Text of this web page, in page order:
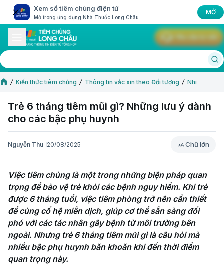
Xem sổ tiêm chủng điện tử
Mở trong ứng dụng Nhà Thuốc Long Châu
MỞ
Kiến thức tiêm chủng Thông tin vắc xin theo Đối tượng Nhi
Trẻ 6 tháng tiêm mũi gì? Những lưu ý dành
cho các bậc phụ huynh
Nguyễn Thu 20/08/2025 Chữ lớn
Chữ lớn
Việc tiêm chủng là một trong những biện pháp quan
trọng để bảo vệ trẻ khỏi các bệnh nguy hiểm. Khi trẻ
được 6 tháng tuổi, việc tiêm phòng trở nên cần thiết
để củng cố hệ miễn dịch, giúp cơ thể sẵn sàng đối
phó với các tác nhân gây bệnh từ môi trường bên
ngoài. Nhưng trẻ 6 tháng tiêm mũi gì là câu hỏi mà
nhiều bậc phụ huynh băn khoăn khi đến thời điểm
quan trọng này.